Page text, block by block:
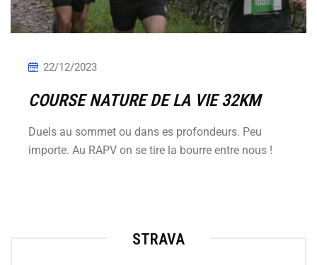
22/12/2023
COURSE NATURE DE LA VIE 32KM
Duels au sommet ou dans es profondeurs. Peu
importe. Au RAPV on se tire la bourre entre nous !
STRAVA